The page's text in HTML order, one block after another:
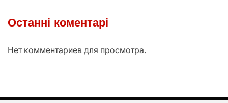
Останні коментарі
Нет комментариев для просмотра.